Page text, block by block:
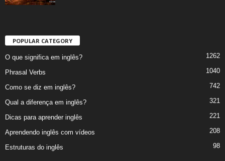
POPULAR CATEGORY
O que significa em inglês? 1262
Phrasal Verbs 1040
Como se diz em inglês? 742
Qual a diferença em inglês? 321
Dicas para aprender inglês 221
Aprendendo inglês com vídeos 208
Estruturas do inglês 98